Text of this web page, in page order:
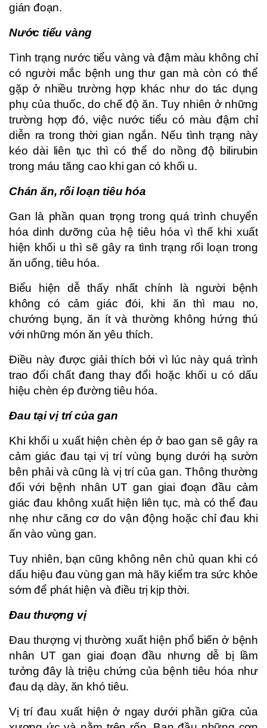
gián đoạn.
Nước tiểu vàng
Tình trạng nước tiểu vàng và đậm màu không chỉ
có người mắc bệnh ung thư gan mà còn có thể
gặp ở nhiều trường hợp khác như do tác dụng
phụ của thuốc, do chế độ ăn. Tuy nhiên ở những
trường hợp đó, việc nước tiểu có màu đậm chỉ
diễn ra trong thời gian ngắn. Nếu tình trạng này
kéo dài liên tục thì có thể do nồng độ bilirubin
trong máu tăng cao khi gan có khối u.
Chán ăn, rối loạn tiêu hóa
Gan là phần quan trọng trong quá trình chuyển
hóa dinh dưỡng của hệ tiêu hóa vì thế khi xuất
hiện khối u thì sẽ gây ra tình trạng rối loạn trong
ăn uống, tiêu hóa.
Biểu hiện dễ thấy nhất chính là người bệnh
không có cảm giác đói, khi ăn thì mau no,
chướng bụng, ăn ít và thường không hứng thú
với những món ăn yêu thích.
Điều này được giải thích bởi vì lúc này quá trình
trao đổi chất đang thay đổi hoặc khối u có dấu
hiệu chèn ép đường tiêu hóa.
Đau tại vị trí của gan
Khi khối u xuất hiện chèn ép ở bao gan sẽ gây ra
cảm giác đau tại vị trí vùng bụng dưới hạ sườn
bên phải và cũng là vị trí của gan. Thông thường
đối với bệnh nhân UT gan giai đoạn đầu cảm
giác đau không xuất hiện liên tục, mà có thể đau
nhẹ như căng cơ do vận động hoặc chỉ đau khi
ấn vào vùng gan.
Tuy nhiên, bạn cũng không nên chủ quan khi có
dấu hiệu đau vùng gan mà hãy kiểm tra sức khỏe
sớm để phát hiện và điều trị kịp thời.
Đau thượng vị
Đau thượng vị thường xuất hiện phổ biến ở bệnh
nhân UT gan giai đoạn đầu nhưng dễ bị lầm
tưởng đây là triệu chứng của bệnh tiêu hóa như
đau dạ dày, ăn khó tiêu.
Vị trí đau xuất hiện ở ngay dưới phần giữa của